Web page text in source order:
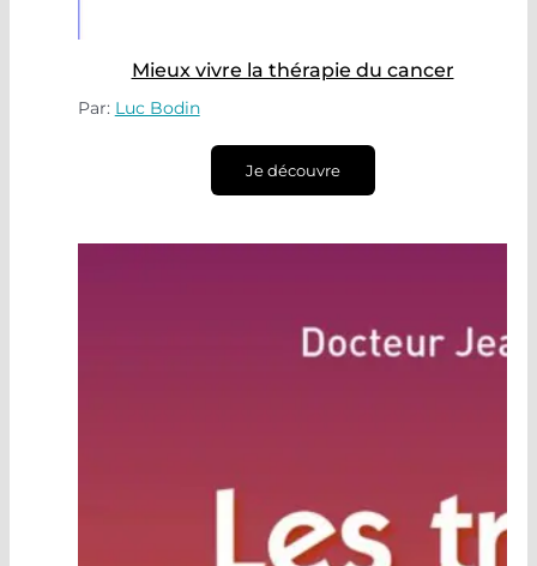
Mieux vivre la thérapie du cancer
Par: Luc Bodin
Je découvre